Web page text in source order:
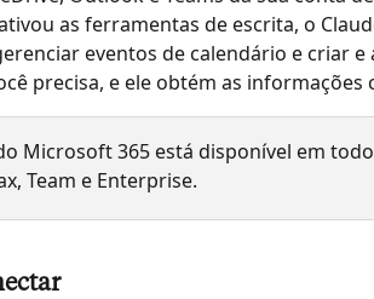
as ferramentas de escrita, o
eventos de calendário e criar e
precisa, e ele obtém as informações
Microsoft 365 está disponível em
Team e Enterprise.